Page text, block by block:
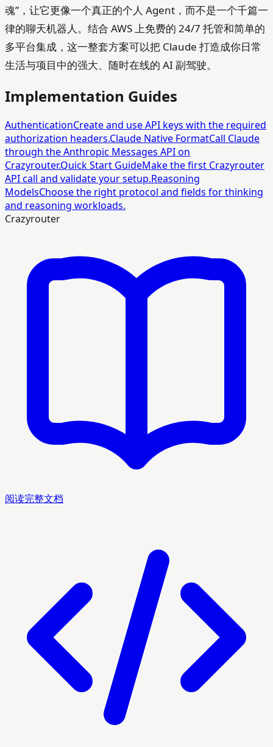
魂”，让它更像一个真正的个人 Agent，而不是一个千篇一
律的聊天机器人。结合 AWS 上免费的 24/7 托管和简单的
多平台集成，这一整套方案可以把 Claude 打造成你日常
生活与项目中的强大、随时在线的 AI 副驾驶。
Implementation Guides
AuthenticationCreate and use API keys with the required
authorization headers.Claude Native FormatCall Claude
through the Anthropic Messages API on
Crazyrouter.Quick Start GuideMake the first Crazyrouter
API call and validate your setup.Reasoning
ModelsChoose the right protocol and fields for thinking
and reasoning workloads.
Crazyrouter
阅读完整文档